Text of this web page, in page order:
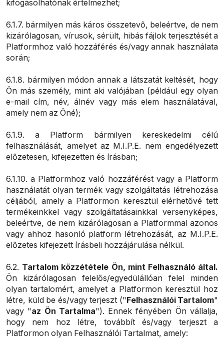
kifogásolhatónak értelmezhet;
6.1.7. bármilyen más káros összetevő, beleértve, de nem
kizárólagosan, vírusok, sérült, hibás fájlok terjesztését a
Platformhoz való hozzáférés és/vagy annak használata
során;
6.1.8. bármilyen módon annak a látszatát keltését, hogy
Ön más személy, mint aki valójában (például egy olyan
e-mail cím, név, álnév vagy más elem használatával,
amely nem az Öné);
6.1.9. a Platform bármilyen kereskedelmi célú
felhasználását, amelyet az M.I.P.E. nem engedélyezett
előzetesen, kifejezetten és írásban;
6.1.10. a Platformhoz való hozzáférést vagy a Platform
használatát olyan termék vagy szolgáltatás létrehozása
céljából, amely a Platformon keresztül elérhetővé tett
termékeinkkel vagy szolgáltatásainkkal versenyképes,
beleértve, de nem kizárólagosan a Platformmal azonos
vagy ahhoz hasonló platform létrehozását, az M.I.P.E.
előzetes kifejezett írásbeli hozzájárulása nélkül.
6.2. Tartalom közzététele Ön, mint Felhasználó által.
Ön kizárólagosan felelős/egyedülállóan felel minden
olyan tartalomért, amelyet a Platformon keresztül hoz
létre, küld be és/vagy terjeszt ("Felhasználói Tartalom"
vagy "az Ön Tartalma"). Ennek fényében Ön vállalja,
hogy nem hoz létre, továbbít és/vagy terjeszt a
Platformon olyan Felhasználói Tartalmat, amely: